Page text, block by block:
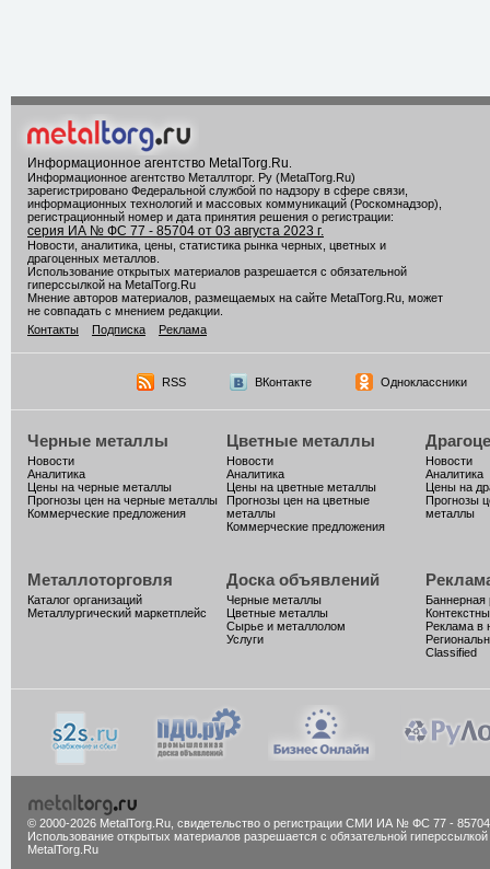
Информационное агентство MetalTorg.Ru
Информационное агентство Металлторг. Ру (MetalTorg.Ru)
зарегистрировано Федеральной службой по надзору в сфере связи,
информационных технологий и массовых коммуникаций (Роскомнадзор),
регистрационный номер и дата принятия решения о регистрации:
серия ИА № ФС 77 - 85704 от 03 августа 2023 г.
Новости, аналитика, цены, статистика рынка черных, цветных и
драгоценных металлов.
Использование открытых материалов разрешается с обязательной
гиперссылкой на MetalTorg.Ru
Мнение авторов материалов, размещаемых на сайте MetalTorg.Ru, может
не совпадать с мнением редакции.
Контакты
Подписка Реклама
RSS ВКонтакте Одноклассники
Черные металлы
Новости
Аналитика
Цены на черные металлы
Прогнозы цен на черные металлы
Коммерческие предложения
Цветные металлы
Новости
Аналитика
Цены на цветные металлы
Прогнозы цен на цветные
металлы
Коммерческие предложения
Новости
Аналитика
Цены на
Прогнозы
металлы
Металлоторговля
Каталог организаций
Металлургический маркетплейс
Доска объявлений
Черные металлы
Цветные металлы
Сырье и металлолом
Услуги
Баннерная
Реклама в
Classified
© 2000-2026 MetalTorg.Ru, cвидетельство о регистрации СМИ ИА № ФС 77 - 85704
Использование открытых материалов разрешается с обязательной гиперссылкой
MetalTorg.Ru